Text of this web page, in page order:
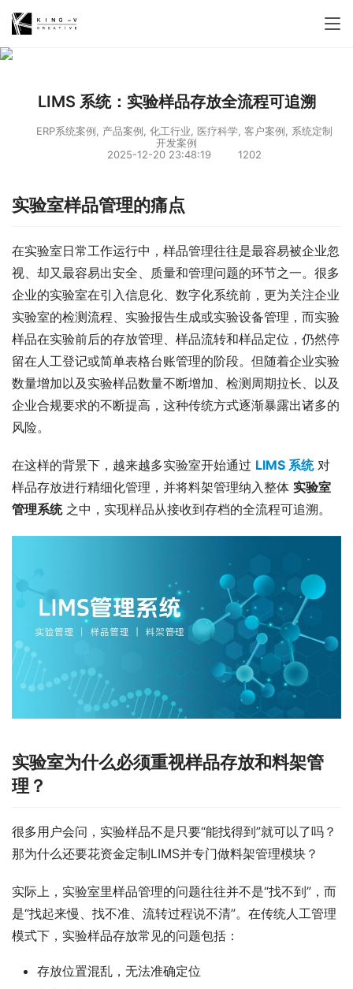
LIMS 系统：实验样品存放全流程可追溯
ERP系统案例 产品案例 化工行业 医疗科学 客户案例
系统定制
开发案例
2025-12-20 23:48:19
1202
实验室样品管理的痛点
在实验室日常工作运行中，样品管理往往是最容易被企业忽
视、却又最容易出安全、质量和管理问题的环节之一。很多
企业的实验室在引入信息化、数字化系统前，更为关注企业
实验室的检测流程、实验报告生成或实验设备管理，而实验
样品在实验前后的存放管理、样品流转和样品定位，仍然停
留在人工登记或简单表格台账管理的阶段。但随着企业实验
数量增加以及实验样品数量不断增加、检测周期拉长、以及
企业合规要求的不断提高，这种传统方式逐渐暴露出诸多的
风险。
在这样的背景下，越来越多实验室开始通过 LIMS 系统 对
样品存放进行精细化管理，并将料架管理纳入整体 实验室
管理系统 之中，实现样品从接收到存档的全流程可追溯。
实验室为什么必须重视样品存放和料架管
理？
很多用户会问，实验样品不是只要“能找得到”就可以了吗？
那为什么还要花资金定制LIMS并专门做料架管理模块？
实际上，实验室里样品管理的问题往往并不是“找不到”，而
是“找起来慢、找不准、流转过程说不清”。在传统人工管理
模式下，实验样品存放常见的问题包括：
存放位置混乱，无法准确定位